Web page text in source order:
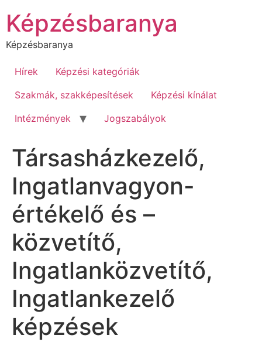
tartalomhoz
Képzésbaranya
Képzésbaranya
Hírek
Képzési kategóriák
Szakmák, szakképesítések
Képzési kínálat
Intézmények
Jogszabályok
Társasházkezelő,
Ingatlanvagyon-
értékelő és –
közvetítő,
Ingatlanközvetítő,
Ingatlankezelő
képzések